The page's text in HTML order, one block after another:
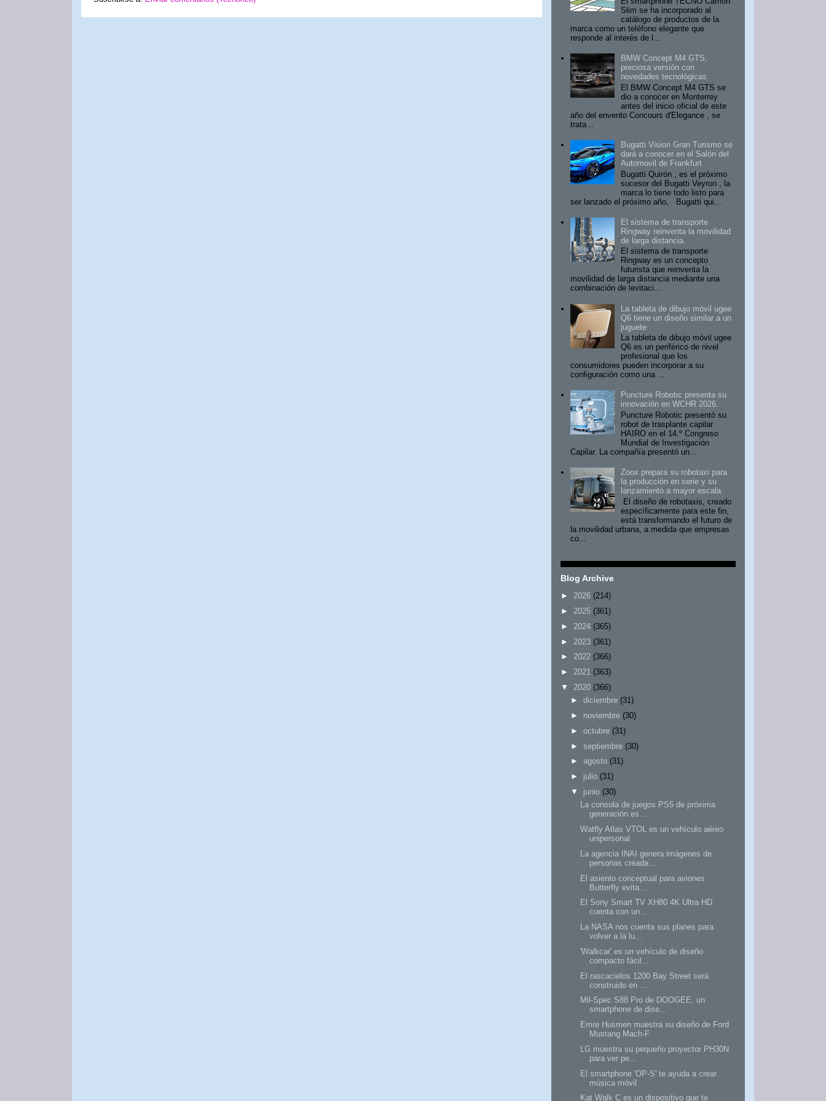
Slim se ha incorporado al
catálogo de productos de la
marca como un teléfono elegante que
responde al interés de l...
BMW Concept M4 GTS,
preciosa versión con
novedades tecnológicas
El BMW Concept M4 GTS se
dio a conocer en Monterrey
antes del inicio oficial de este
año del envento Concours d'Elegance , se
trata...
Bugatti Vision Gran Turismo se
dará a conocer en el Salón del
Automovil de Frankfurt
Bugatti Quirón , es el próximo
sucesor del Bugatti Veyron , la
marca lo tiene todo listo para
ser lanzado el próximo año, Bugatti qui...
El sistema de transporte
Ringway reinventa la movilidad
de larga distancia.
El sistema de transporte
Ringway es un concepto
futurista que reinventa la
movilidad de larga distancia mediante una
combinación de levitaci...
La tableta de dibujo móvil ugee
Q6 tiene un diseño similar a un
juguete
La tableta de dibujo móvil ugee
Q6 es un periférico de nivel
profesional que los
consumidores pueden incorporar a su
configuración como una ...
Puncture Robotic presenta su
innovación en WCHR 2026.
Puncture Robotic presentó su
robot de trasplante capilar
HAIRO en el 14.º Congreso
Mundial de Investigación
Capilar. La compañía presentó un...
Zoox prepara su robotaxi para
la producción en serie y su
lanzamiento a mayor escala.
El diseño de robotaxis, creado
específicamente para este fin,
está transformando el futuro de
la movilidad urbana, a medida que empresas
co...
Blog Archive
► 2026 (214)
► 2025 (361)
► 2024 (365)
► 2023 (361)
► 2022 (366)
► 2021 (363)
▼
2020 (366)
► diciembre (31)
► noviembre (30)
► octubre (31)
► septiembre (30)
► agosto (31)
► julio (31)
▼
junio (30)
La consola de juegos PS5 de próxima
generación es ...
Watfly Atlas VTOL es un vehículo aéreo
unipersonal
La agencia INAI genera imágenes de
personas creada...
El asiento conceptual para aviones
Butterfly evita...
El Sony Smart TV XH80 4K Ultra HD
cuenta con un ...
La NASA nos cuenta sus planes para
volver a la lu...
'Walkcar' es un vehículo de diseño
compacto fácil...
El rascacielos 1200 Bay Street será
construido en ...
Mil-Spec S88 Pro de DOOGEE, un
smartphone de dise...
Emre Husmen muestra su diseño de Ford
Mustang Mach-F
LG muestra su pequeño proyector PH30N
para ver pe...
El smartphone 'OP-S' te ayuda a crear
música móvil
Kat Walk C es un dispositivo que te